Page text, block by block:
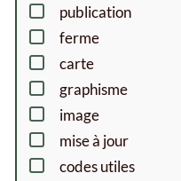
publication
ferme
carte
graphisme
image
mise à jour
codes utiles